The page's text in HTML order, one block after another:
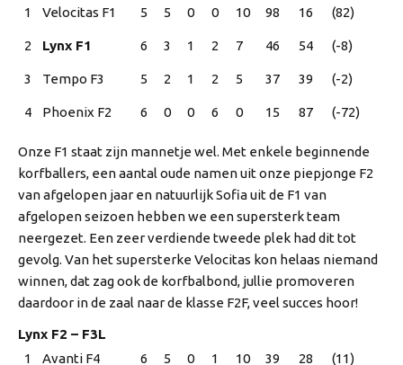
1
Velocitas F1 5 5 0 0 10 98 16 (82)
2 Lynx F1 6 3 1 2 7 46 54 (-8)
3 Tempo F3 5 2 1 2 5 37 39 (-2)
4 Phoenix F2 6 0 0 6 0 15 87 (-72)
Onze F1 staat zijn mannetje wel. Met enkele beginnende
korfballers, een aantal oude namen uit onze piepjonge F2
van afgelopen jaar en natuurlijk Sofia uit de F1 van
afgelopen seizoen hebben we een supersterk team
neergezet. Een zeer verdiende tweede plek had dit tot
gevolg. Van het supersterke Velocitas kon helaas niemand
winnen, dat zag ook de korfbalbond, jullie promoveren
daardoor in de zaal naar de klasse F2F, veel succes hoor!
Lynx F2 – F3L
1
Avanti F4 6 5 0 1 10 39 28 (11)